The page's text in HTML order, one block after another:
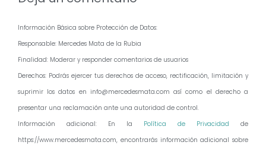
Información Básica sobre Protección de Datos:
Responsable: Mercedes Mata de la Rubia
Finalidad: Moderar y responder comentarios de usuarios
Derechos: Podrás ejercer tus derechos de acceso, rectificación, limitación y
suprimir los datos en info@mercedesmata.com así como el derecho a
presentar una reclamación ante una autoridad de control.
Información adicional: En la Política de Privacidad de
https://www.mercedesmata.com, encontrarás información adicional sobre